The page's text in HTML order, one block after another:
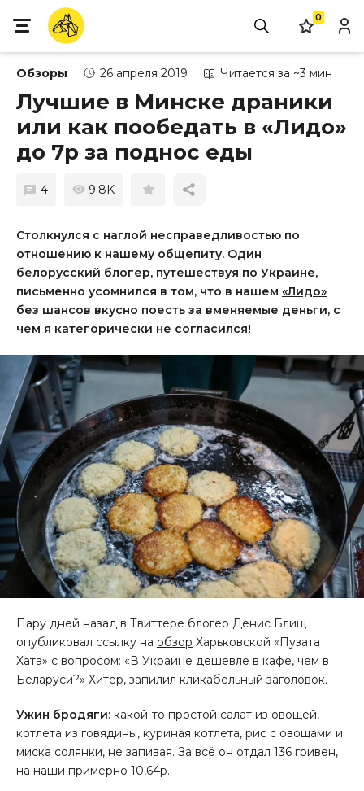
0
Обзоры 26 апреля 2019 Читается за ~3 мин
Лучшие в Минске драники
или как пообедать в «Лидо»
до 7р за поднос еды
4 9.8K
Столкнулся с наглой несправедливостью по
отношению к нашему общепиту. Один
белорусский блогер, путешествуя по Украине,
письменно усомнился в том, что в нашем «Лидо»
без шансов вкусно поесть за вменяемые деньги, с
чем я категорически не согласился!
Пару дней назад в Твиттере блогер Денис Блищ
опубликовал ссылку на обзор Харьковской «Пузата
Хата» с вопросом: «В Украине дешевле в кафе, чем в
Беларуси?» Хитёр, запилил кликабельный заголовок.
Ужин бродяги: какой-то простой салат из овощей,
котлета из говядины, куриная котлета, рис с овощами и
миска солянки, не запивая. За всё он отдал 136 гривен,
на наши примерно 10,64р.